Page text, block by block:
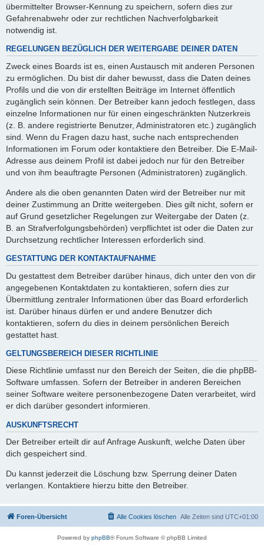
übermittelter Browser-Kennung zu speichern, sofern dies zur
Gefahrenabwehr oder zur rechtlichen Nachverfolgbarkeit
notwendig ist.
REGELUNGEN BEZÜGLICH DER WEITERGABE DEINER DATEN
Zweck eines Boards ist es, einen Austausch mit anderen Personen
zu ermöglichen. Du bist dir daher bewusst, dass die Daten deines
Profils und die von dir erstellten Beiträge im Internet öffentlich
zugänglich sein können. Der Betreiber kann jedoch festlegen, dass
einzelne Informationen nur für einen eingeschränkten Nutzerkreis
(z. B. andere registrierte Benutzer, Administratoren etc.) zugänglich
sind. Wenn du Fragen dazu hast, suche nach entsprechenden
Informationen im Forum oder kontaktiere den Betreiber. Die E-Mail-
Adresse aus deinem Profil ist dabei jedoch nur für den Betreiber
und von ihm beauftragte Personen (Administratoren) zugänglich.
Andere als die oben genannten Daten wird der Betreiber nur mit
deiner Zustimmung an Dritte weitergeben. Dies gilt nicht, sofern er
auf Grund gesetzlicher Regelungen zur Weitergabe der Daten (z.
B. an Strafverfolgungsbehörden) verpflichtet ist oder die Daten zur
Durchsetzung rechtlicher Interessen erforderlich sind.
GESTATTUNG DER KONTAKTAUFNAHME
Du gestattest dem Betreiber darüber hinaus, dich unter den von dir
angegebenen Kontaktdaten zu kontaktieren, sofern dies zur
Übermittlung zentraler Informationen über das Board erforderlich
ist. Darüber hinaus dürfen er und andere Benutzer dich
kontaktieren, sofern du dies in deinem persönlichen Bereich
gestattet hast.
GELTUNGSBEREICH DIESER RICHTLINIE
Diese Richtlinie umfasst nur den Bereich der Seiten, die die phpBB-
Software umfassen. Sofern der Betreiber in anderen Bereichen
seiner Software weitere personenbezogene Daten verarbeitet, wird
er dich darüber gesondert informieren.
AUSKUNFTSRECHT
Der Betreiber erteilt dir auf Anfrage Auskunft, welche Daten über
dich gespeichert sind.
Du kannst jederzeit die Löschung bzw. Sperrung deiner Daten
verlangen. Kontaktiere hierzu bitte den Betreiber.
Foren-Übersicht Alle Zeiten sind UTC+01:00
Alle Cookies löschen
Powered by phpBB® Forum Software © phpBB Limited